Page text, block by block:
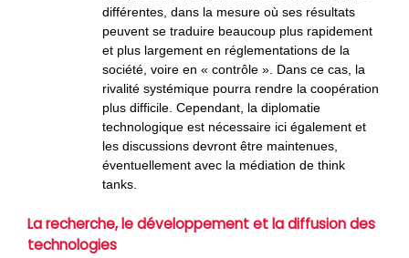
différentes, dans la mesure où ses résultats
peuvent se traduire beaucoup plus rapidement
et plus largement en réglementations de la
société, voire en « contrôle ». Dans ce cas, la
rivalité systémique pourra rendre la coopération
plus difficile. Cependant, la diplomatie
technologique est nécessaire ici également et
les discussions devront être maintenues,
éventuellement avec la médiation de think
tanks.
La recherche, le développement et la diffusion des
technologies